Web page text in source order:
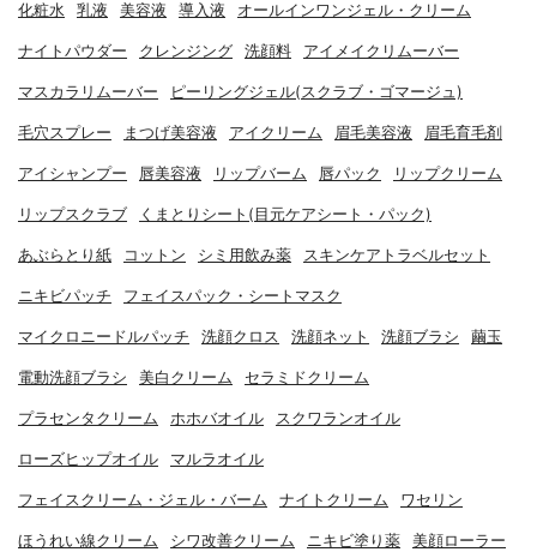
化粧水 乳液 美容液 導入液 オールインワンジェル・クリーム
ナイトパウダー クレンジング 洗顔料 アイメイクリムーバー
マスカラリムーバー ピーリングジェル(スクラブ・ゴマージュ)
毛穴スプレー まつげ美容液 アイクリーム 眉毛美容液 眉毛育毛剤
アイシャンプー 唇美容液 リップバーム 唇パック リップクリーム
リップスクラブ くまとりシート(目元ケアシート・パック)
あぶらとり紙 コットン シミ用飲み薬 スキンケアトラベルセット
ニキビパッチ フェイスパック・シートマスク
マイクロニードルパッチ 洗顔クロス 洗顔ネット 洗顔ブラシ 繭玉
電動洗顔ブラシ 美白クリーム セラミドクリーム
プラセンタクリーム ホホバオイル スクワランオイル
ローズヒップオイル マルラオイル
フェイスクリーム・ジェル・バーム ナイトクリーム ワセリン
ほうれい線クリーム シワ改善クリーム ニキビ塗り薬 美顔ローラー